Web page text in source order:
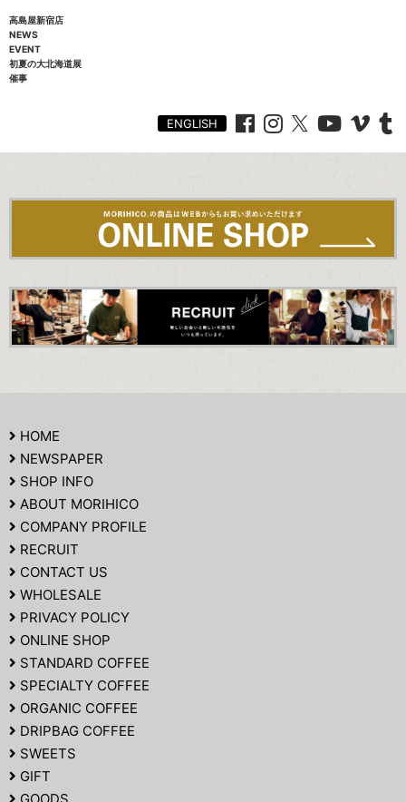
高島屋新宿店
NEWS
EVENT
初夏の大北海道展
催事
ENGLISH
HOME
NEWSPAPER
SHOP INFO
ABOUT MORIHICO
COMPANY PROFILE
RECRUIT
CONTACT US
WHOLESALE
PRIVACY POLICY
ONLINE SHOP
STANDARD COFFEE
SPECIALTY COFFEE
ORGANIC COFFEE
DRIPBAG COFFEE
SWEETS
GIFT
GOODS